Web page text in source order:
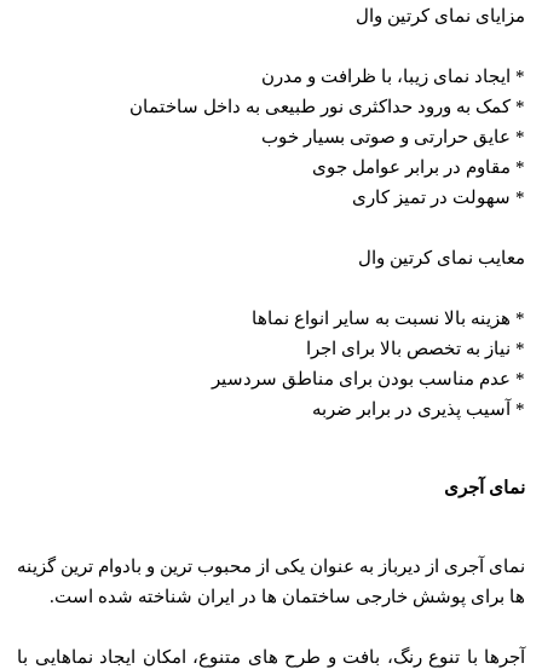
مزایای نمای کرتین وال
* ایجاد نمای زیبا، با ظرافت و مدرن
* کمک به ورود حداکثری نور طبیعی به داخل ساختمان
* عایق حرارتی و صوتی بسیار خوب
* مقاوم در برابر عوامل جوی
* سهولت در تمیز کاری
معایب نمای کرتین وال
* هزینه بالا نسبت به سایر انواع نما‌ها
* نیاز به تخصص بالا برای اجرا
* عدم مناسب بودن برای مناطق سردسیر
* آسیب ‌پذیری در برابر ضربه
نمای آجری
نمای آجری از دیرباز به عنوان یکی از محبوب‌ ترین و بادوام ‌ترین گزینه‌
ها برای پوشش خارجی ساختمان ‌ها در ایران شناخته شده است.
آجرها با تنوع رنگ، بافت و طرح‌ های متنوع، امکان ایجاد نماهایی با